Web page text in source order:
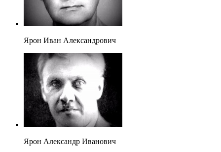
Ярон Иван Александрович
Ярон Александр Иванович